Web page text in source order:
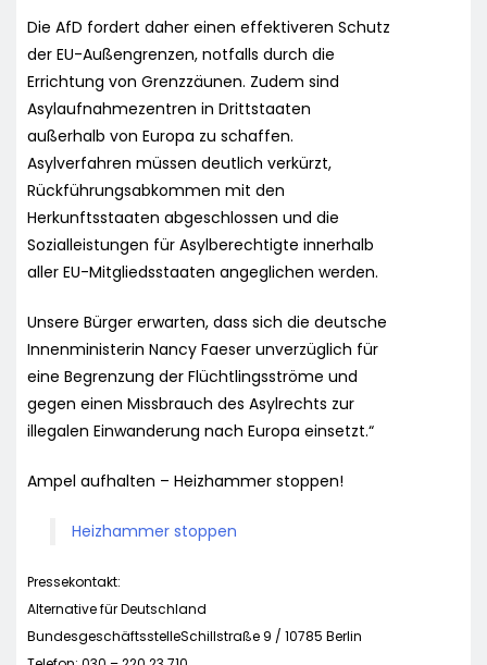
Die AfD fordert daher einen effektiveren Schutz
der EU-Außengrenzen, notfalls durch die
Errichtung von Grenzzäunen. Zudem sind
Asylaufnahmezentren in Drittstaaten
außerhalb von Europa zu schaffen.
Asylverfahren müssen deutlich verkürzt,
Rückführungsabkommen mit den
Herkunftsstaaten abgeschlossen und die
Sozialleistungen für Asylberechtigte innerhalb
aller EU-Mitgliedsstaaten angeglichen werden.
Unsere Bürger erwarten, dass sich die deutsche
Innenministerin Nancy Faeser unverzüglich für
eine Begrenzung der Flüchtlingsströme und
gegen einen Missbrauch des Asylrechts zur
illegalen Einwanderung nach Europa einsetzt.“
Ampel aufhalten – Heizhammer stoppen!
Heizhammer stoppen
Pressekontakt:
Alternative für Deutschland
BundesgeschäftsstelleSchillstraße 9 / 10785 Berlin